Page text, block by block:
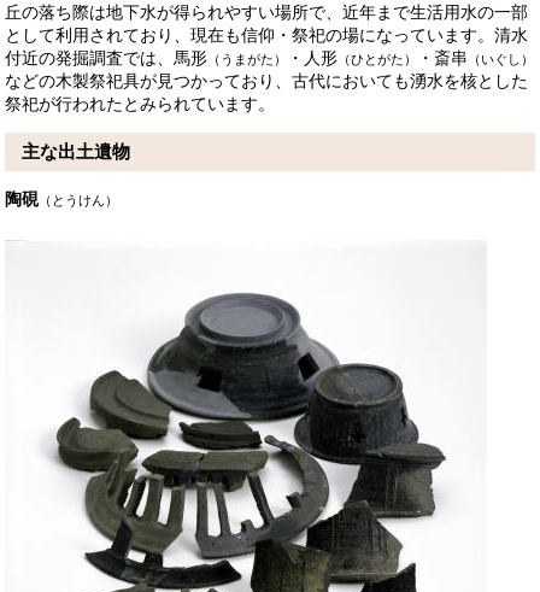
丘の落ち際は地下水が得られやすい場所で、近年まで生活用水の一部
として利用されており、現在も信仰・祭祀の場になっています。清水
付近の発掘調査では、馬形 （うまがた） ・人形 （ひとがた） ・斎串 （いぐし）
などの木製祭祀具が見つかっており、古代においても湧水を核とした
祭祀が行われたとみられています。
主な出土遺物
陶硯（とうけん）